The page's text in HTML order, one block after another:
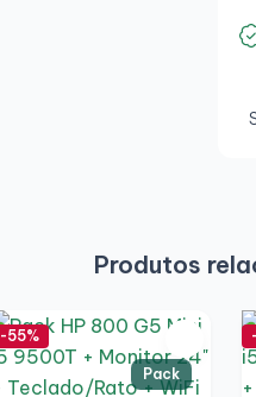
Produtos
Pack
-55%